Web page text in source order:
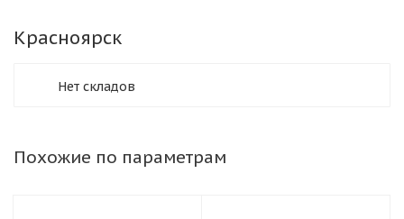
Красноярск
Нет складов
Похожие по параметрам